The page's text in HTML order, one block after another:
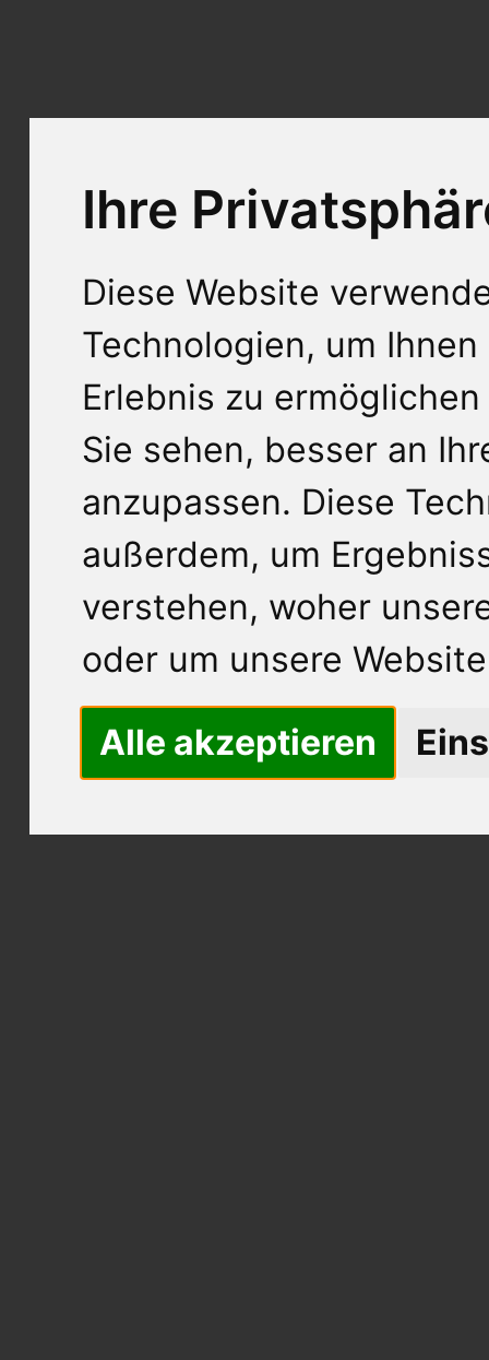
Ihre
Diese Website
Technologien, um
Erlebnis zu
Sie sehen, besser an
anzupassen. Diese
außerdem, um
verstehen, woher
oder um unsere
Alle akzeptieren